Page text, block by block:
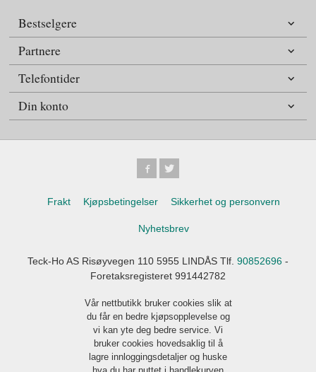
Bestselgere
Partnere
Telefontider
Din konto
Frakt Kjøpsbetingelser Sikkerhet og personvern
Nyhetsbrev
Teck-Ho AS Risøyvegen 110 5955 LINDÅS Tlf. 90852696 -
Foretaksregisteret 991442782
Vår nettbutikk bruker cookies slik at
du får en bedre kjøpsopplevelse og
vi kan yte deg bedre service. Vi
bruker cookies hovedsaklig til å
lagre innloggingsdetaljer og huske